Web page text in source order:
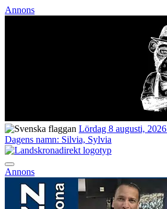
Annons
Lördag 8 augusti, 2026
Dagens namn: Silvia, Sylvia
Annons